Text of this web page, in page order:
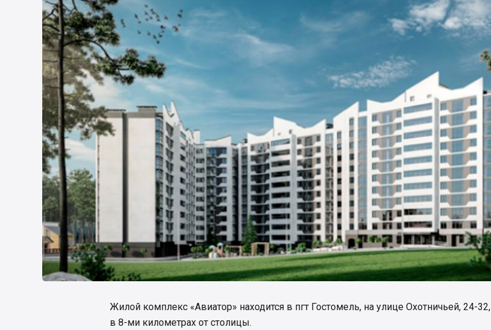
Жилой комплекс «Авиатор» находится в пгт Гостомель, на улице Охотничьей, 24-32,
в 8-ми километрах от столицы.